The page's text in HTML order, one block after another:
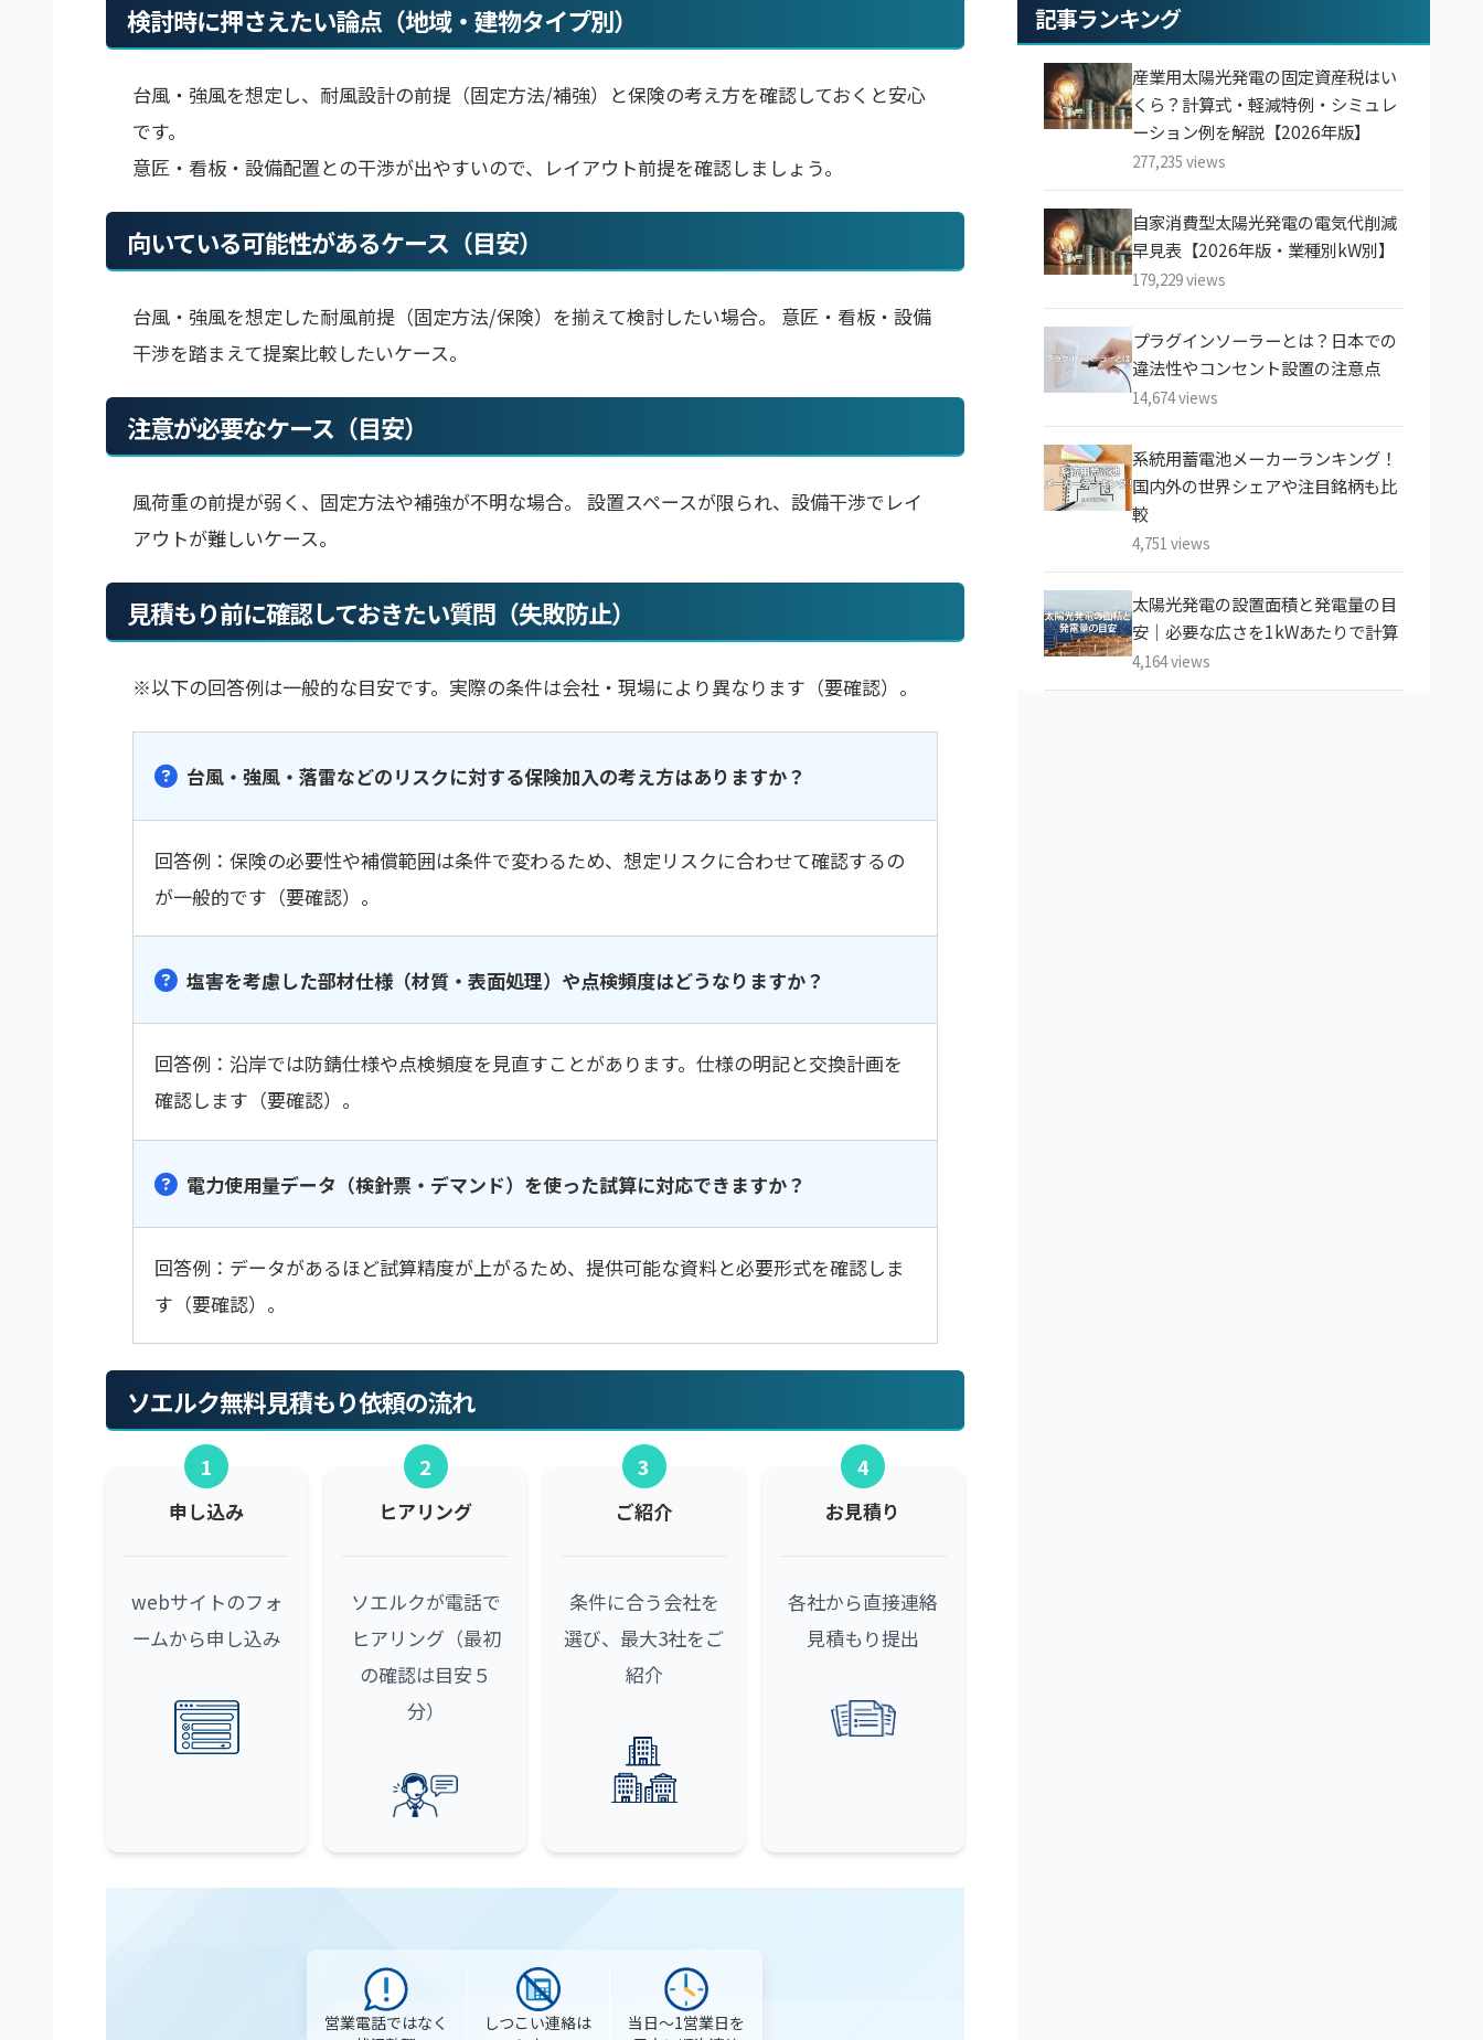
検討時に押さえたい論点（地域・建物タイプ別）
台風・強風を想定し、耐風設計の前提（固定方法/補強）と保険の考え方を確認しておくと安心
です。
意匠・看板・設備配置との干渉が出やすいので、レイアウト前提を確認しましょう。
向いている可能性があるケース（目安）
台風・強風を想定した耐風前提（固定方法/保険）を揃えて検討したい場合。 意匠・看板・設備
干渉を踏まえて提案比較したいケース。
注意が必要なケース（目安）
風荷重の前提が弱く、固定方法や補強が不明な場合。 設置スペースが限られ、設備干渉でレイ
アウトが難しいケース。
見積もり前に確認しておきたい質問（失敗防止）
※以下の回答例は一般的な目安です。実際の条件は会社・現場により異なります（要確認）。
台風・強風・落雷などのリスクに対する保険加入の考え方はありますか？
回答例：保険の必要性や補償範囲は条件で変わるため、想定リスクに合わせて確認するの
が一般的です（要確認）。
塩害を考慮した部材仕様（材質・表面処理）や点検頻度はどうなりますか？
回答例：沿岸では防錆仕様や点検頻度を見直すことがあります。仕様の明記と交換計画を
確認します（要確認）。
電力使用量データ（検針票・デマンド）を使った試算に対応できますか？
回答例：データがあるほど試算精度が上がるため、提供可能な資料と必要形式を確認しま
す（要確認）。
ソエルク無料見積もり依頼の流れ
1
申し込み
webサイトのフォ
ームから申し込み
2
ヒアリング
ソエルクが電話で
ヒアリング（最初
の確認は目安５
分）
3
ご紹介
条件に合う会社を
選び、最大3社をご
紹介
4
お見積り
各社から直接連絡
見積もり提出
営業電話ではなく
しつこい連絡は
当日〜1営業日を
記事ランキング
産業用太陽光発電の固定資産税はい
くら？計算式・軽減特例・シミュレ
ーション例を解説【2026年版】
277,235 views
自家消費型太陽光発電の電気代削減
早見表【2026年版・業種別kW別】
179,229 views
プラグインソーラーとは？日本での
違法性やコンセント設置の注意点
14,674 views
系統用蓄電池メーカーランキング！
国内外の世界シェアや注目銘柄も比
較
4,751 views
太陽光発電の設置面積と発電量の目
安｜必要な広さを1kWあたりで計算
4,164 views